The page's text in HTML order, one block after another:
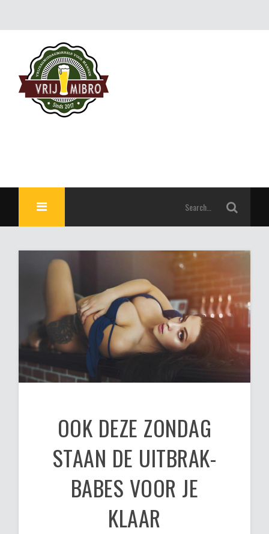
OOK DEZE ZONDAG
STAAN DE UITBRAK-
BABES VOOR JE
KLAAR